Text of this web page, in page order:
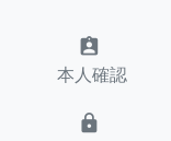
assignment_ind
本人確認
lock